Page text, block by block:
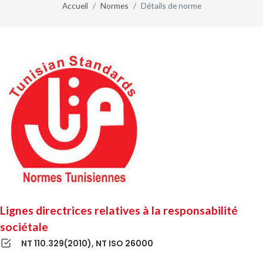
Accueil Normes Détails de norme
Lignes directrices relatives à la responsabilité
sociétale
NT 110.329(2010), NT ISO 26000